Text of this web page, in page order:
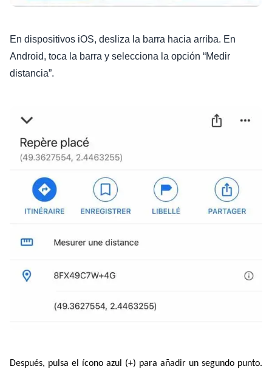
En dispositivos iOS, desliza la barra hacia arriba. En
Android, toca la barra y selecciona la opción “Medir
distancia”.
Después, pulsa el ícono azul (+) para añadir un segundo punto.